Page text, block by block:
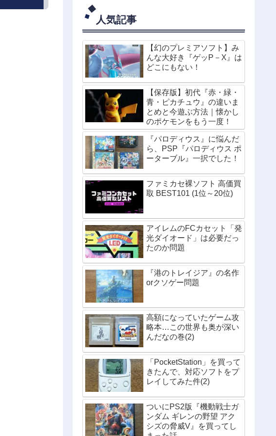
人気記事
【幻のプレミアソフト】み
んな大好き『ゲッP－X』は
どこにもない！
【保存版】初代『赤・緑・
青・ピカチュウ』の違いま
とめと今遊ぶ方法｜懐かし
のポケモンをもう一度！
『パロディウス』に悩んだ
ら、PSP『パロディウス ポ
ーターブル』一択でした！
ファミカセ裸ソフト 高価買
取 BEST101 (1位～20位)
アイレムのFCカセット「発
光ダイオード」は必要だっ
たのか問題
『港のトレイジア』の名作
orクソゲー問題
高額になっていたゲーム攻
略本…この世界も奥が深い
んだなの巻(2)
「PocketStation」を買って
きたんで、対応ソフトをプ
レイしてみた件(2)
ついにPS2版『機動戦士ガ
ンダム ギレンの野望 アク
シズの脅威V』を買ってし